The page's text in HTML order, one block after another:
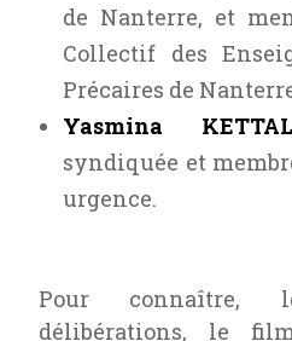
de Nanterre, et
Collectif des
Précaires de
Yasmina KETTAL
syndiquée et
urgence.
Pour connaître,
délibérations, le